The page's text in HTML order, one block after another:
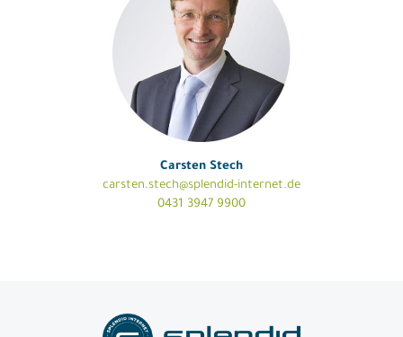
Carsten Stech
carsten.stech@splendid-internet.de
0431 3947 9900